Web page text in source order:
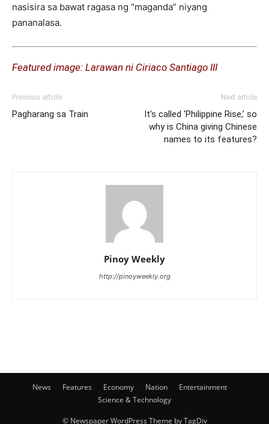
nasisira sa bawat ragasa ng “maganda” niyang
pananalasa.
Featured image: Larawan ni Ciriaco Santiago III
Previous article
Pagharang sa Train
Next article
It’s called ‘Philippine Rise,’ so
why is China giving Chinese
names to its features?
Pinoy Weekly
http://pinoyweekly.org
News Features Economy Nation
Entertainment
Science & Technology
© Newspaper WordPress Theme by TagDiv